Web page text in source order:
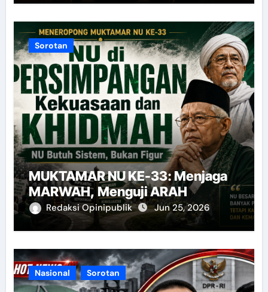
Sorotan
MUKTAMAR NU KE-33: Menjaga
MARWAH, Menguji ARAH
Redaksi Opinipublik Jun 25, 2026
Nasional Sorotan